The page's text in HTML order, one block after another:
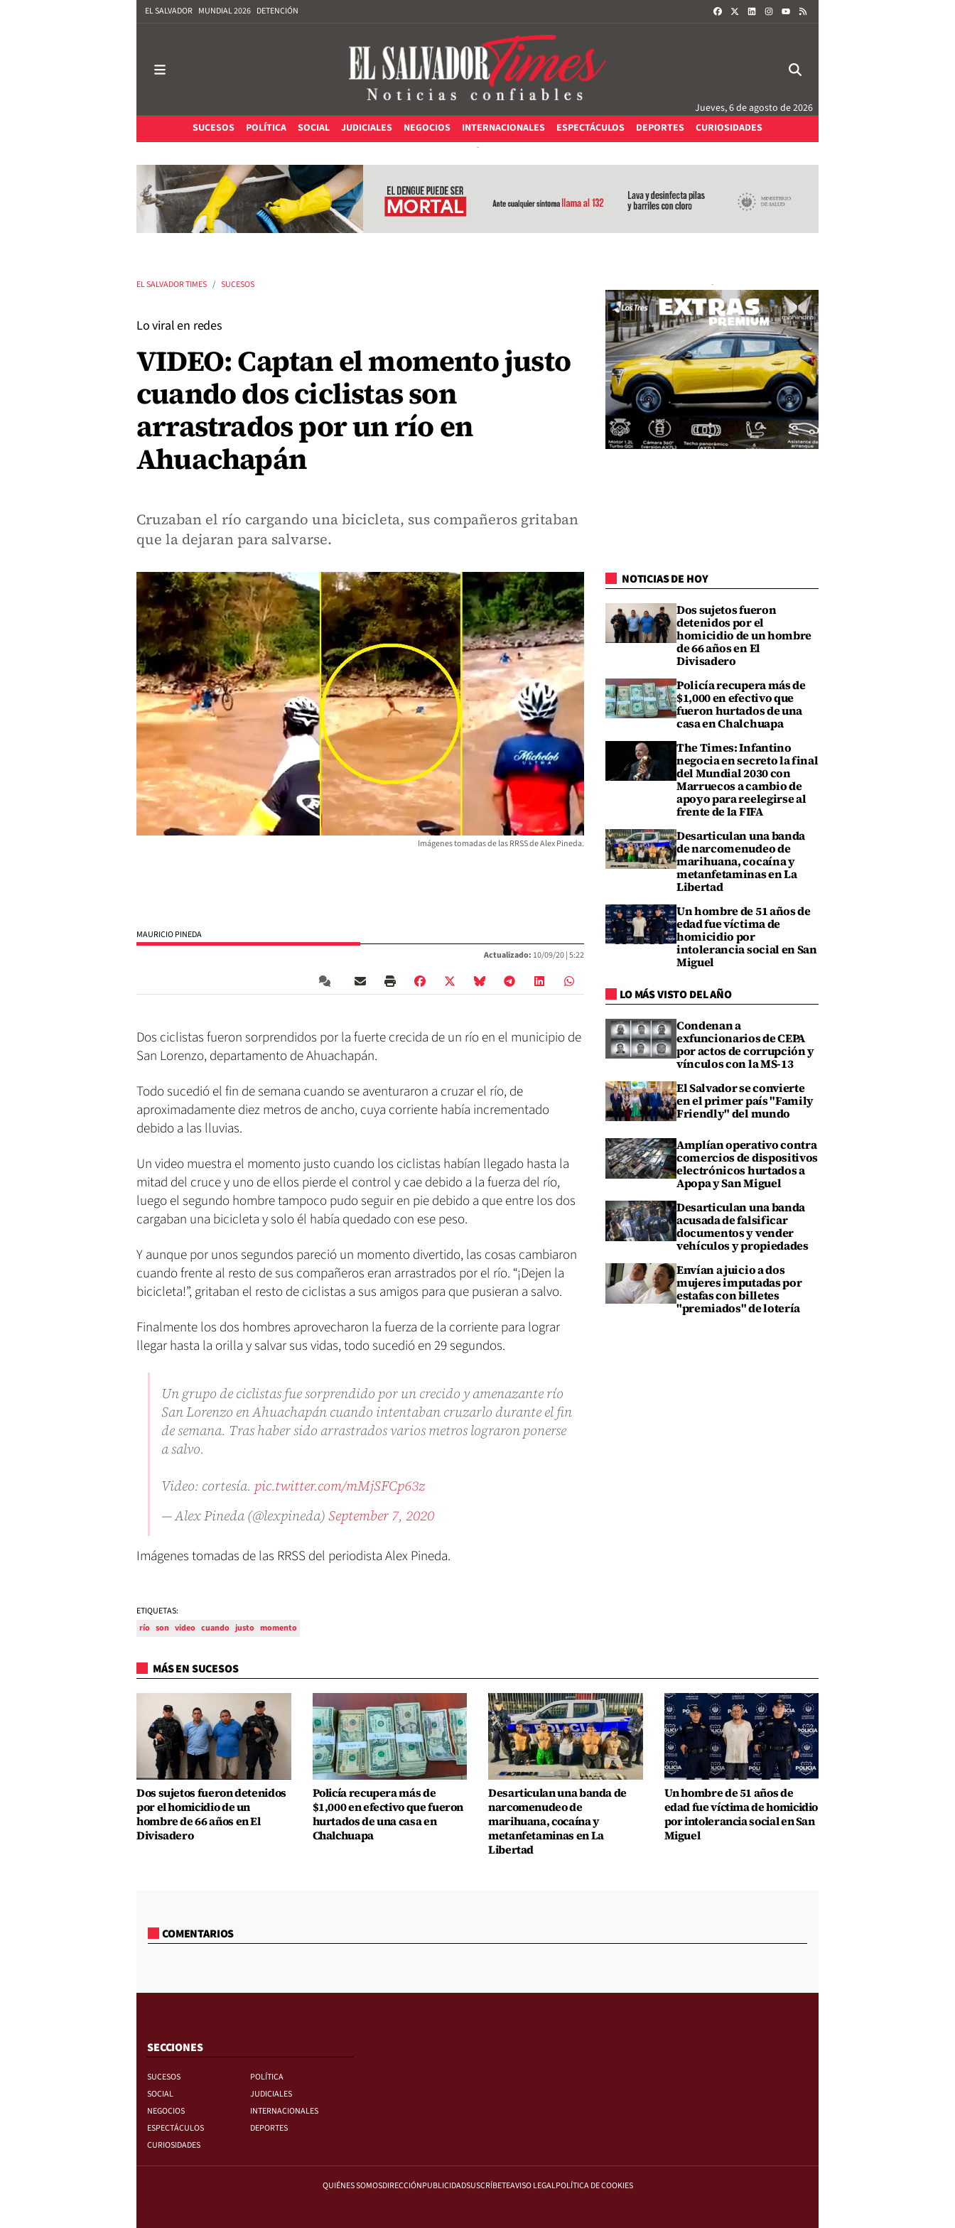
EL SALVADOR MUNDIAL 2026 DETENCIÓN FACEBOOKLINKEDININSTAGRAM
Jueves, 6 de agosto de 2026
SUCESOS
POLÍTICA SOCIAL JUDICIALES NEGOCIOS INTERNACIONALES ESPECTÁCULOS DEPORTES CURIOSIDADES
EL SALVADOR TIMES SUCESOS
Lo viral en redes
VIDEO: Captan el momento justo
cuando dos ciclistas son
arrastrados por un río en
Ahuachapán
Cruzaban el río cargando una bicicleta, sus compañeros gritaban
que la dejaran para salvarse.
Imágenes tomadas de las RRSS de Alex Pineda.
MAURICIO PINEDA
Actualizado: 10/09/20 |5:22
Dos ciclistas fueron sorprendidos por la fuerte crecida de un río en el municipio de
San Lorenzo, departamento de Ahuachapán.
Todo sucedió el fin de semana cuando se aventuraron a cruzar el río, de
aproximadamente diez metros de ancho, cuya corriente había incrementado
debido a las lluvias.
Un video muestra el momento justo cuando los ciclistas habían llegado hasta la
mitad del cruce y uno de ellos pierde el control y cae debido a la fuerza del río,
luego el segundo hombre tampoco pudo seguir en pie debido a que entre los dos
cargaban una bicicleta y solo él había quedado con ese peso.
Y aunque por unos segundos pareció un momento divertido, las cosas cambiaron
cuando frente al resto de sus compañeros eran arrastrados por el río. “¡Dejen la
bicicleta!”, gritaban el resto de ciclistas a sus amigos para que pusieran a salvo.
Finalmente los dos hombres aprovecharon la fuerza de la corriente para lograr
llegar hasta la orilla y salvar sus vidas, todo sucedió en 29 segundos.
Un grupo de ciclistas fue sorprendido por un crecido y amenazante río
San Lorenzo en Ahuachapán cuando intentaban cruzarlo durante el fin
de semana. Tras haber sido arrastrados varios metros lograron ponerse
a salvo.
Video: cortesía. pic.twitter.com/mMjSFCp63z
— Alex Pineda (@lexpineda) September 7, 2020
Imágenes tomadas de las RRSS del periodista Alex Pineda.
ETIQUETAS:
río son video cuando justo momento
NOTICIAS DE HOY
Dos sujetos fueron
detenidos por el
homicidio de un hombre
de 66 años en El
Divisadero
Policía recupera más de
$1,000 en efectivo que
fueron hurtados de una
casa en Chalchuapa
The Times: Infantino
negocia en secreto la final
del Mundial 2030 con
Marruecos a cambio de
apoyo para reelegirse al
frente de la FIFA
Desarticulan una banda
de narcomenudeo de
marihuana, cocaína y
metanfetaminas en La
Libertad
Un hombre de 51 años de
edad fue víctima de
homicidio por
intolerancia social en San
Miguel
LO MÁS VISTO DEL AÑO
Condenan a
exfuncionarios de CEPA
por actos de corrupción y
vínculos con la MS-13
El Salvador se convierte
en el primer país "Family
Friendly" del mundo
Amplían operativo contra
comercios de dispositivos
electrónicos hurtados a
Apopa y San Miguel
Desarticulan una banda
acusada de falsificar
documentos y vender
vehículos y propiedades
Envían a juicio a dos
mujeres imputadas por
estafas con billetes
"premiados" de lotería
MÁS EN SUCESOS
Dos sujetos fueron detenidos
por el homicidio de un
hombre de 66 años en El
Divisadero
Policía recupera más de
$1,000 en efectivo que fueron
hurtados de una casa en
Chalchuapa
Desarticulan una banda de
narcomenudeo de
marihuana, cocaína y
metanfetaminas en La
Libertad
Un hombre de 51 años de
edad fue víctima de homicidio
por intolerancia social en San
Miguel
COMENTARIOS
SECCIONES
SUCESOS
POLÍTICA
SOCIAL
JUDICIALES
NEGOCIOS
INTERNACIONALES
ESPECTÁCULOS
DEPORTES
CURIOSIDADES
QUIÉNES SOMOSDIRECCIÓNPUBLICIDADSUSCRÍBETEAVISO LEGALPOLÍTICA DE COOKIES